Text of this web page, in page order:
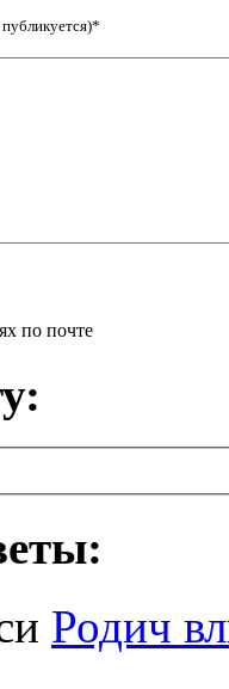
по почте
Родич